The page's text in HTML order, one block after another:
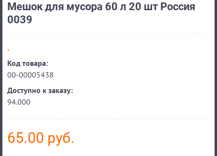
Мешок для мусора 60 л 20 шт Россия
0039
.
Код товара:
00-00005438
Доступно к заказу:
94.000
65.00 руб.